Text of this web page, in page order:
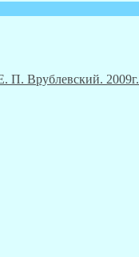
П. Врублевский. 2009г.